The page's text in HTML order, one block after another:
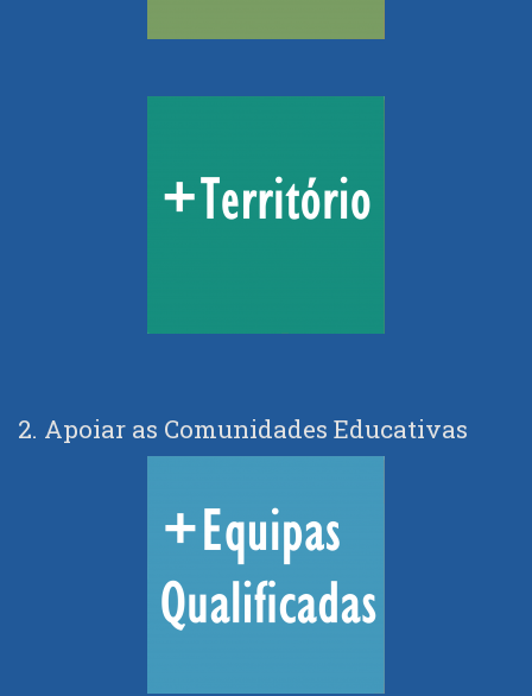
2. Apoiar as Comunidades Educativas